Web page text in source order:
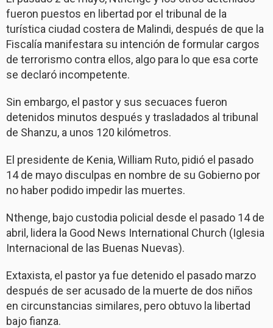
fueron puestos en libertad por el tribunal de la
turística ciudad costera de Malindi, después de que la
Fiscalía manifestara su intención de formular cargos
de terrorismo contra ellos, algo para lo que esa corte
se declaró incompetente.
Sin embargo, el pastor y sus secuaces fueron
detenidos minutos después y trasladados al tribunal
de Shanzu, a unos 120 kilómetros.
El presidente de Kenia, William Ruto, pidió el pasado
14 de mayo disculpas en nombre de su Gobierno por
no haber podido impedir las muertes.
Nthenge, bajo custodia policial desde el pasado 14 de
abril, lidera la Good News International Church (Iglesia
Internacional de las Buenas Nuevas).
Extaxista, el pastor ya fue detenido el pasado marzo
después de ser acusado de la muerte de dos niños
en circunstancias similares, pero obtuvo la libertad
bajo fianza.